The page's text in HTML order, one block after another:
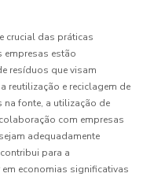
crucial das práticas
empresas estão
resíduos que visam
reutilização e reciclagem de
na fonte, a utilização de
com empresas
adequadamente
para a
economias significativas